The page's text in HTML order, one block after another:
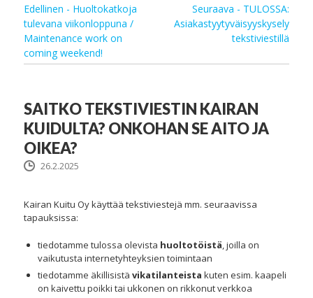
Edellinen - Huoltokatkoja
tulevana viikonloppuna /
Maintenance work on
coming weekend!
Seuraava - TULOSSA:
Asiakastyytyväisyyskysely
tekstiviestillä
SAITKO TEKSTIVIESTIN KAIRAN
KUIDULTA? ONKOHAN SE AITO JA
OIKEA?
26.2.2025
Kairan Kuitu Oy käyttää tekstiviestejä mm. seuraavissa
tapauksissa:
tiedotamme tulossa olevista huoltotöistä, joilla on
vaikutusta internetyhteyksien toimintaan
tiedotamme äkillisistä vikatilanteista kuten esim. kaapeli
on kaivettu poikki tai ukkonen on rikkonut verkkoa